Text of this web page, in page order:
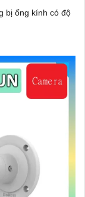
bị ống kính có độ